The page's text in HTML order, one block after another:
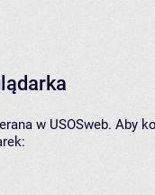
w USOSweb. Aby